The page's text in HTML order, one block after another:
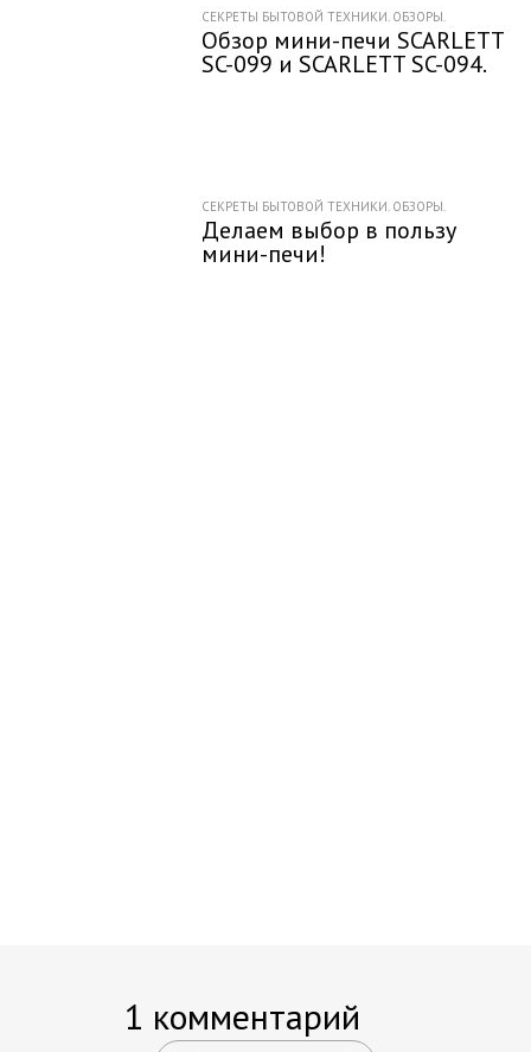
СЕКРЕТЫ БЫТОВОЙ ТЕХНИКИ. ОБЗОРЫ.
Обзор мини-печи SCARLETT
SC-099 и SCARLETT SC-094.
СЕКРЕТЫ БЫТОВОЙ ТЕХНИКИ. ОБЗОРЫ.
Делаем выбор в пользу
мини-печи!
1 комментарий